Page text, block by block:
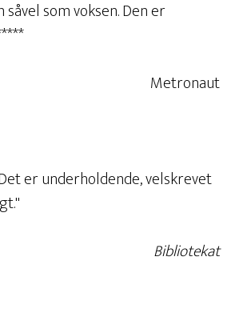
som voksen. Den er
Metronaut
er underholdende, velskrevet
Bibliotekat